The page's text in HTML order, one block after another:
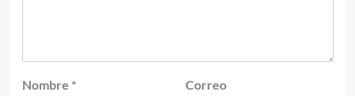
Nombre *
Correo